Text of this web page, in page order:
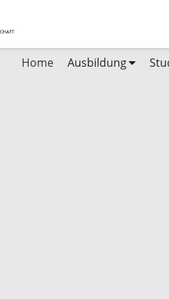
Home Ausbildung